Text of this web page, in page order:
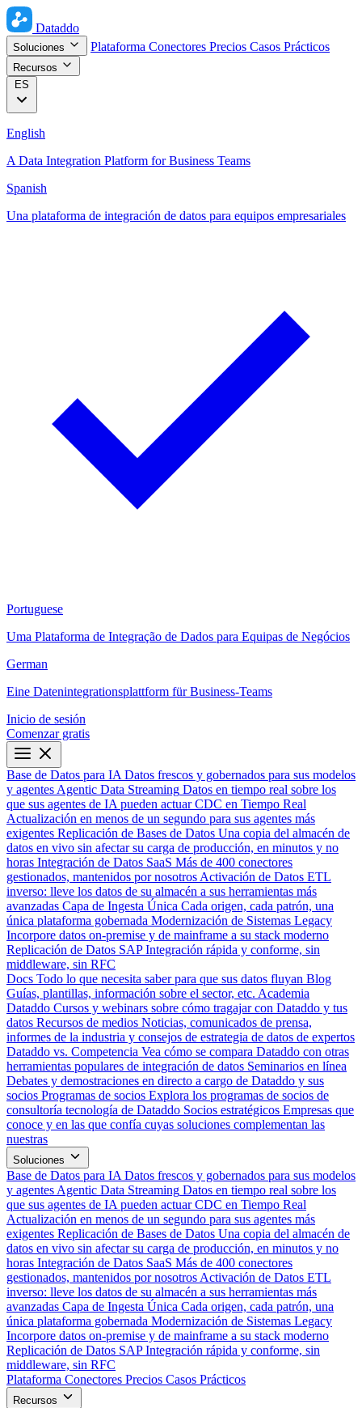
Dataddo
Soluciones Plataforma Conectores Precios Casos Prácticos
Recursos
ES
English
A Data Integration Platform for Business Teams
Spanish
Una plataforma de integración de datos para equipos empresariales
Portuguese
Uma Plataforma de Integração de Dados para Equipas de Negócios
German
Eine Datenintegrationsplattform für Business-Teams
Inicio de sesión
Comenzar gratis
Base de Datos para IA Datos frescos y gobernados para sus modelos
y agentes Agentic Data Streaming Datos en tiempo real sobre los
que sus agentes de IA pueden actuar CDC en Tiempo Real
Actualización en menos de un segundo para sus agentes más
exigentes Replicación de Bases de Datos Una copia del almacén de
datos en vivo sin afectar su carga de producción, en minutos y no
horas Integración de Datos SaaS Más de 400 conectores
gestionados, mantenidos por nosotros Activación de Datos ETL
inverso: lleve los datos de su almacén a sus herramientas más
avanzadas Capa de Ingesta Única Cada origen, cada patrón, una
única plataforma gobernada Modernización de Sistemas Legacy
Incorpore datos on-premise y de mainframe a su stack moderno
Replicación de Datos SAP Integración rápida y conforme, sin
middleware, sin RFC
Docs Todo lo que necesita saber para que sus datos fluyan Blog
Guías, plantillas, información sobre el sector, etc. Academia
Dataddo Cursos y webinars sobre cómo tragajar con Dataddo y tus
datos Recursos de medios Noticias, comunicados de prensa,
informes de la industria y consejos de estrategia de datos de expertos
Dataddo vs. Competencia Vea cómo se compara Dataddo con otras
herramientas populares de integración de datos Seminarios en línea
Debates y demostraciones en directo a cargo de Dataddo y sus
socios Programas de socios Explora los programas de socios de
consultoría tecnología de Dataddo Socios estratégicos Empresas que
conoce y en las que confía cuyas soluciones complementan las
nuestras
Soluciones
Base de Datos para IA Datos frescos y gobernados para sus modelos
y agentes Agentic Data Streaming Datos en tiempo real sobre los
que sus agentes de IA pueden actuar CDC en Tiempo Real
Actualización en menos de un segundo para sus agentes más
exigentes Replicación de Bases de Datos Una copia del almacén de
datos en vivo sin afectar su carga de producción, en minutos y no
horas Integración de Datos SaaS Más de 400 conectores
gestionados, mantenidos por nosotros Activación de Datos ETL
inverso: lleve los datos de su almacén a sus herramientas más
avanzadas Capa de Ingesta Única Cada origen, cada patrón, una
única plataforma gobernada Modernización de Sistemas Legacy
Incorpore datos on-premise y de mainframe a su stack moderno
Replicación de Datos SAP Integración rápida y conforme, sin
middleware, sin RFC
Plataforma Conectores Precios Casos Prácticos
Recursos